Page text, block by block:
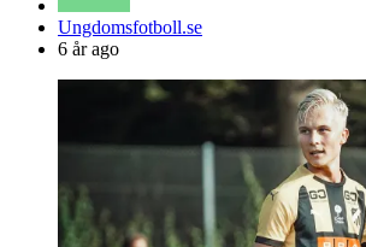
Posted
by
Ungdomsfotboll.se
6 år ago